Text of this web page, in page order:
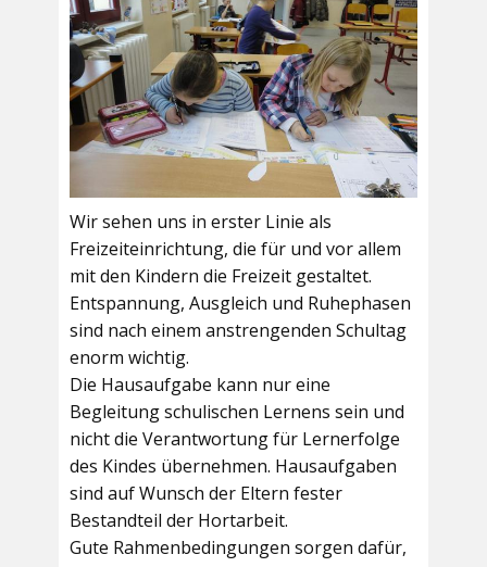
Wir sehen uns in erster Linie als
Freizeiteinrichtung, die für und vor allem
mit den Kindern die Freizeit gestaltet.
Entspannung, Ausgleich und Ruhephasen
sind nach einem anstrengenden Schultag
enorm wichtig.
Die Hausaufgabe kann nur eine
Begleitung schulischen Lernens sein und
nicht die Verantwortung für Lernerfolge
des Kindes übernehmen. Hausaufgaben
sind auf Wunsch der Eltern fester
Bestandteil der Hortarbeit.
Gute Rahmenbedingungen sorgen dafür,